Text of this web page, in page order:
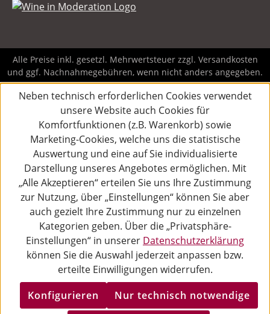
Alle Preise inkl. gesetzl. Mehrwertsteuer zzgl. Versandkosten
und ggf. Nachnahmegebühren, wenn nicht anders angegeben.
Neben technisch erforderlichen Cookies verwendet
unsere Website auch Cookies für
Komfortfunktionen (z.B. Warenkorb) sowie
Marketing-Cookies, welche uns die statistische
Auswertung und eine auf Sie individualisierte
Darstellung unseres Angebotes ermöglichen. Mit
„Alle Akzeptieren“ erteilen Sie uns Ihre Zustimmung
zur Nutzung, über „Einstellungen“ können Sie aber
auch gezielt Ihre Zustimmung nur zu einzelnen
Kategorien geben. Über die „Privatsphäre-
Einstellungen“ in unserer Datenschutzerklärung
können Sie die Auswahl jederzeit anpassen bzw.
erteilte Einwilligungen widerrufen.
Nur technisch notwendige
Konfigurieren